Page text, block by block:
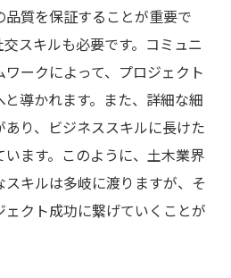
質を保証することが重要で
スキルも必要です。コミュニ
ークによって、プロジェクト
導かれます。また、詳細な細
り、ビジネススキルに長けた
ます。このように、土木業界
キルは多岐に渡りますが、そ
クト成功に繋げていくことが